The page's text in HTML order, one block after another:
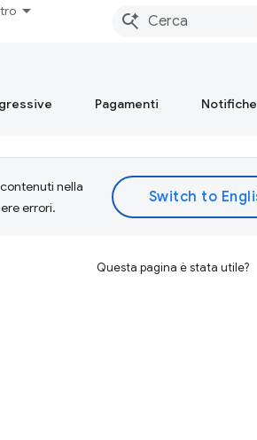
Pagamenti Notifiche
nella
errori.
Questa pagina è stata utile?